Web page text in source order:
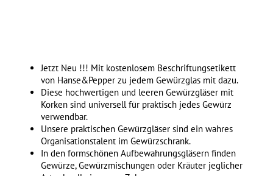
Jetzt Neu !!! Mit kostenlosem Beschriftungsetikett
von Hanse&Pepper zu jedem Gewürzglas mit dazu.
Diese hochwertigen und leeren Gewürzgläser mit
Korken sind universell für praktisch jedes Gewürz
verwendbar.
Unsere praktischen Gewürzgläser sind ein wahres
Organisationstalent im Gewürzschrank.
In den formschönen Aufbewahrungsgläsern finden
Gewürze, Gewürzmischungen oder Kräuter jeglicher